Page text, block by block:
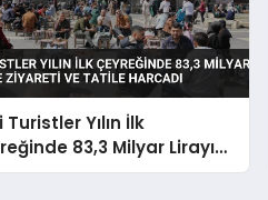
Turistler Yılın İlk
83,3 Milyar Lirayı
ve Tatile Harcadı